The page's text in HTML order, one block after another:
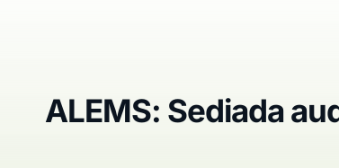
ALEMS: Sediada